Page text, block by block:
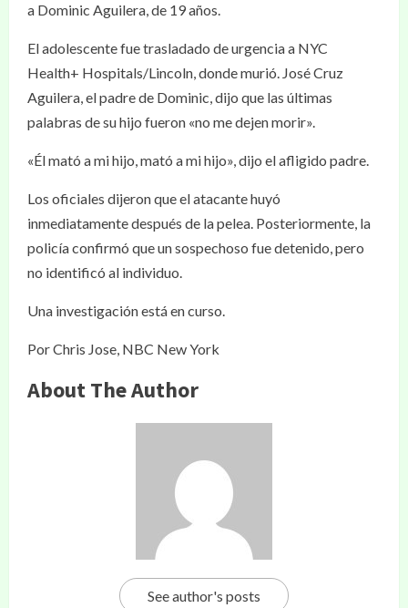
a Dominic Aguilera, de 19 años.
El adolescente fue trasladado de urgencia a NYC
Health+ Hospitals/Lincoln, donde murió. José Cruz
Aguilera, el padre de Dominic, dijo que las últimas
palabras de su hijo fueron «no me dejen morir».
«Él mató a mi hijo, mató a mi hijo», dijo el afligido padre.
Los oficiales dijeron que el atacante huyó
inmediatamente después de la pelea. Posteriormente, la
policía confirmó que un sospechoso fue detenido, pero
no identificó al individuo.
Una investigación está en curso.
Por Chris Jose, NBC New York
About The Author
See author's posts